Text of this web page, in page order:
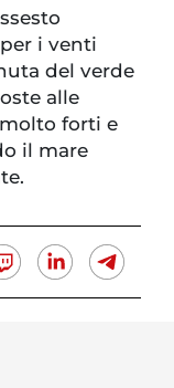
i venti
del verde
alle
forti e
il mare